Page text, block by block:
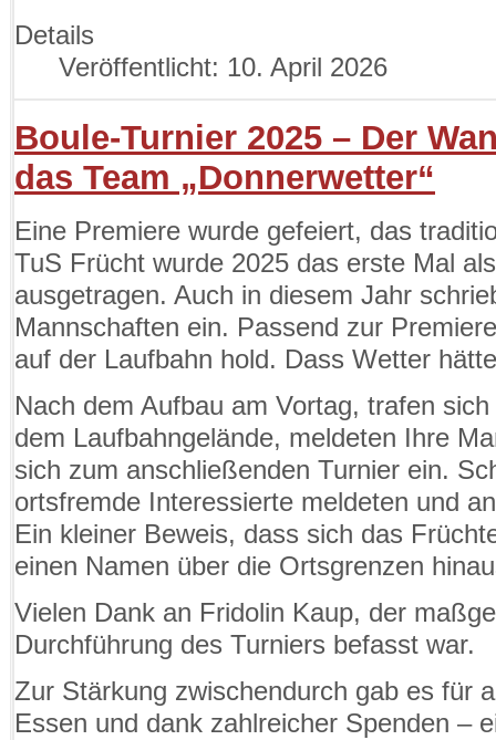
Details
Veröffentlicht: 10. April 2026
Boule-Turnier 2025 – Der
das Team „Donnerwetter“
Eine Premiere wurde gefeiert, das
TuS Frücht wurde 2025 das erste Mal
ausgetragen. Auch in diesem Jahr
Mannschaften ein. Passend zur
auf der Laufbahn hold. Dass Wetter
Nach dem Aufbau am Vortag, trafen
dem Laufbahngelände, meldeten Ihre
sich zum anschließenden Turnier ein.
ortsfremde Interessierte meldeten und
Ein kleiner Beweis, dass sich das
einen Namen über die Ortsgrenzen
Vielen Dank an Fridolin Kaup, der
Durchführung des Turniers befasst war.
Zur Stärkung zwischendurch gab es für
Essen und dank zahlreicher Spenden –